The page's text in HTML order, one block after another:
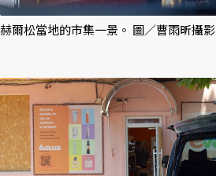
赫爾松當地的市集一景。 圖／曹雨昕攝影